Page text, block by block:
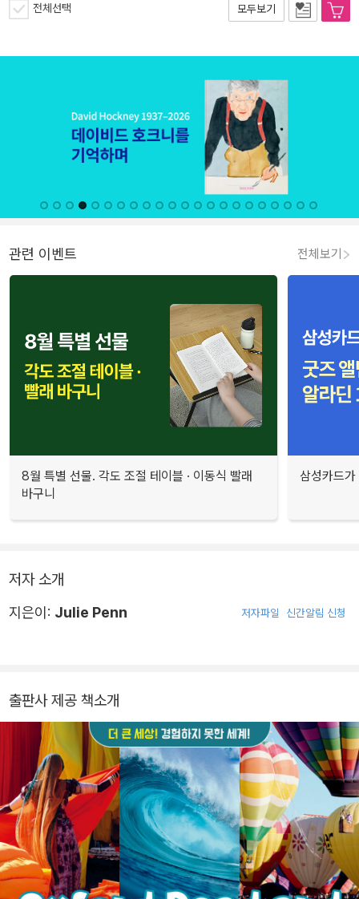
전체선택 모두보기
관련 이벤트 전체보기
8월 특별 선물. 각도 조절 테이블 · 이동식 빨래
바구니
삼성카드
저자 소개
지은이: Julie Penn 저자파일 신간알림 신청
출판사 제공 책소개